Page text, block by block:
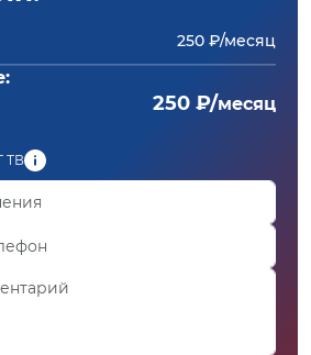
250 ₽/месяц
250 ₽/месяц
ТВ